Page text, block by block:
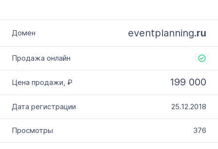
eventplanning.ru
199 000
25.12.2018
376